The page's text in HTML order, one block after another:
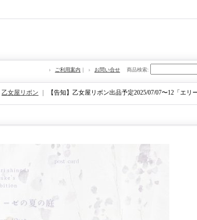
ご利用案内 ｜ お問い合せ 商品検索:
乙女屋リボン 【告知】乙女屋リボン出品予定2025/07/07〜12「エリ